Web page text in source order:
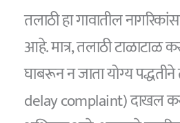
तलाठी हा गावातील
आहे. मात्र, तलाठी टाळाटाळ
घाबरून न जाता योग्य
delay complaint) दाखल